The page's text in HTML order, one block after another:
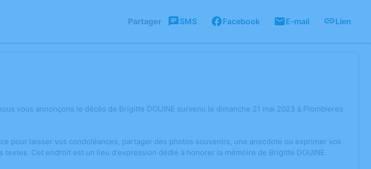
Partager SMS Facebook E-mail Lien
vous annonçons le décès de Brigitte DOUINE survenu le dimanche 21 mai 2023 à Plombieres
pour laisser vos condoléances, partager des photos souvenirs, une anecdote ou exprimer vos
textes. Cet endroit est un lieu d'expression dédié à honorer la mémoire de Brigitte DOUINE.